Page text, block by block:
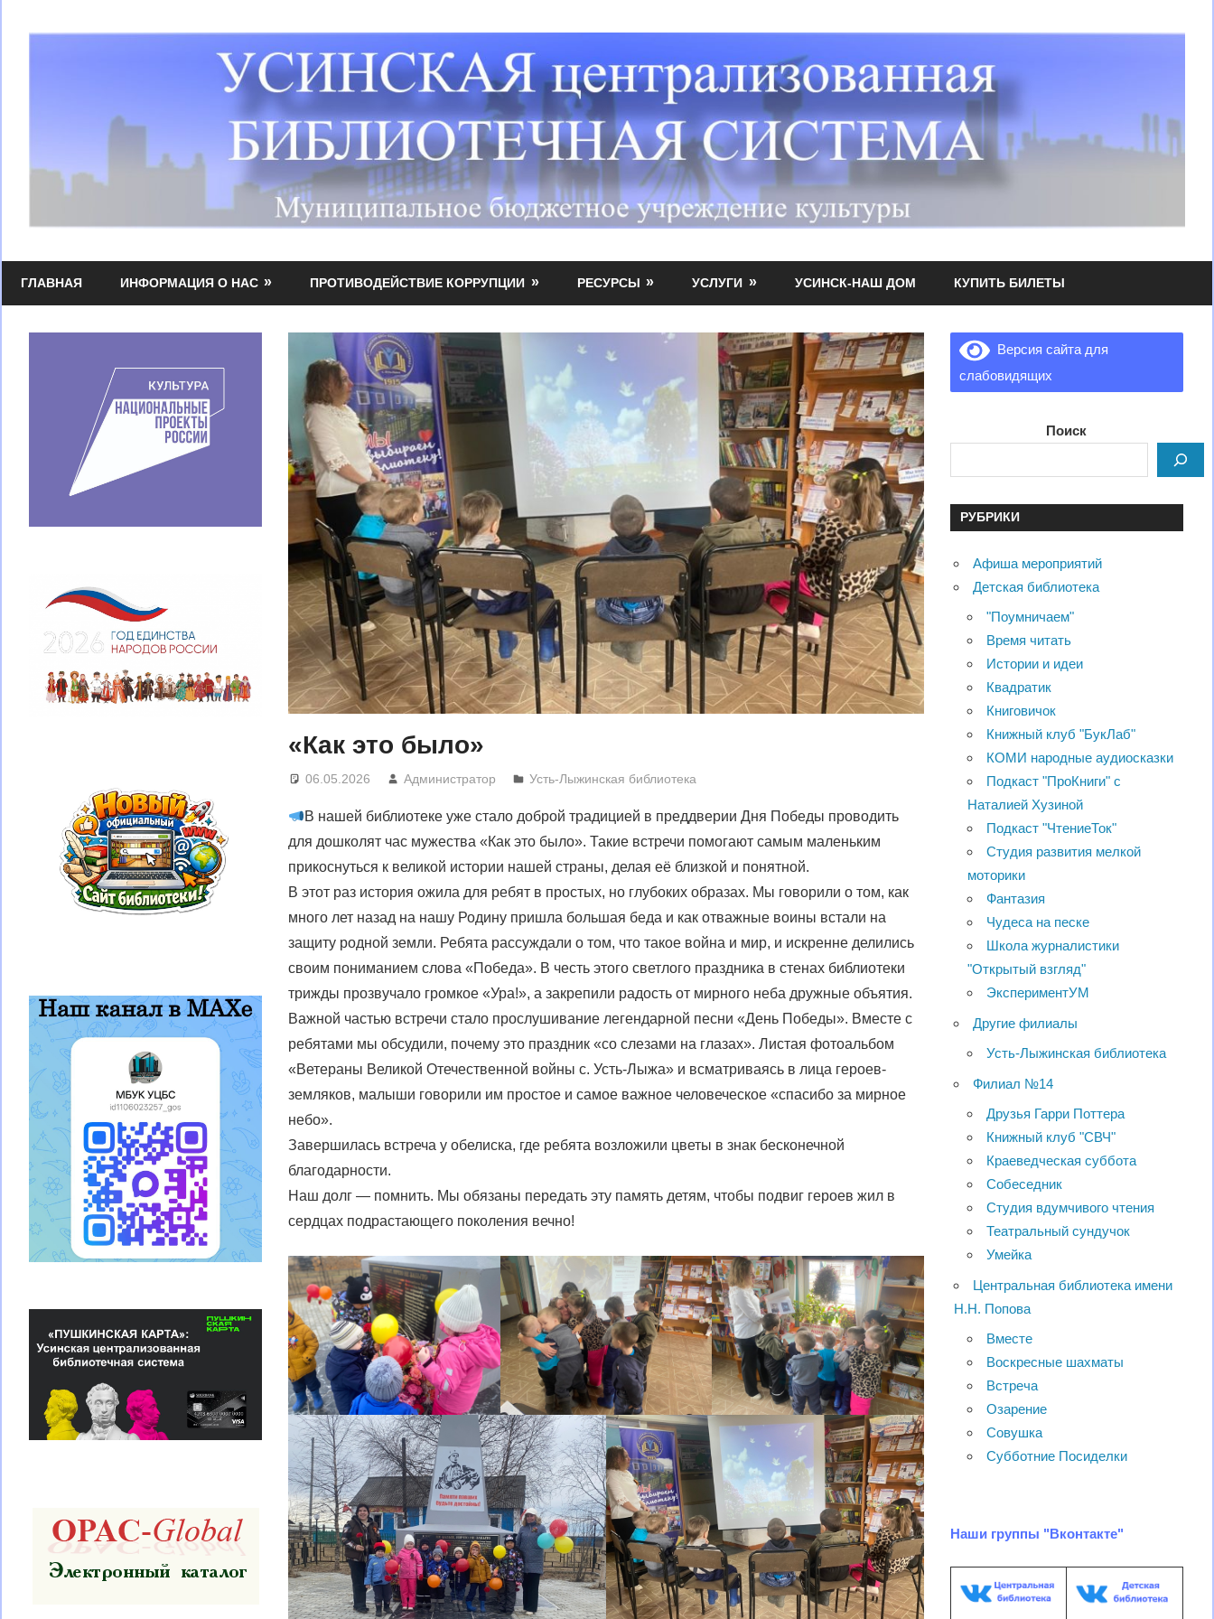
МБУК
УЦБС
библиотечная
ГЛАВНАЯ ИНФОРМАЦИЯ О НАС ПРОТИВОДЕЙСТВИЕ КОРРУПЦИИ РЕСУРСЫ УСЛУГИ УСИНСК-НАШ ДОМ КУПИТЬ БИЛЕТЫ
«Как это было»
06.05.2026 Администратор Усть-Лыжинская библиотека
В нашей библиотеке уже стало доброй традицией в преддверии Дня Победы проводить
для дошколят час мужества «Как это было». Такие встречи помогают самым маленьким
прикоснуться к великой истории нашей страны, делая её близкой и понятной.
В этот раз история ожила для ребят в простых, но глубоких образах. Мы говорили о том, как
много лет назад на нашу Родину пришла большая беда и как отважные воины встали на
защиту родной земли. Ребята рассуждали о том, что такое война и мир, и искренне делились
своим пониманием слова «Победа». В честь этого светлого праздника в стенах библиотеки
трижды прозвучало громкое «Ура!», а закрепили радость от мирного неба дружные объятия.
Важной частью встречи стало прослушивание легендарной песни «День Победы». Вместе с
ребятами мы обсудили, почему это праздник «со слезами на глазах». Листая фотоальбом
«Ветераны Великой Отечественной войны с. Усть-Лыжа» и всматриваясь в лица героев-
земляков, малыши говорили им простое и самое важное человеческое «спасибо за мирное
небо».
Завершилась встреча у обелиска, где ребята возложили цветы в знак бесконечной
благодарности.
Наш долг — помнить. Мы обязаны передать эту память детям, чтобы подвиг героев жил в
сердцах подрастающего поколения вечно!
Версия сайта для
слабовидящих
Поиск
РУБРИКИ
Афиша мероприятий
Детская библиотека
"Поумничаем"
Время читать
Истории и идеи
Квадратик
Книговичок
Книжный клуб "БукЛаб"
КОМИ народные аудиосказки
Подкаст "ПроКниги" с
Наталией Хузиной
Подкаст "ЧтениеТок"
Студия развития мелкой
моторики
Фантазия
Чудеса на песке
Школа журналистики
"Открытый взгляд"
ЭкспериментУМ
Другие филиалы
Усть-Лыжинская библиотека
Филиал №14
Друзья Гарри Поттера
Книжный клуб "СВЧ"
Краеведческая суббота
Собеседник
Студия вдумчивого чтения
Театральный сундучок
Умейка
Центральная библиотека имени
Н.Н. Попова
Вместе
Воскресные шахматы
Встреча
Озарение
Совушка
Субботние Посиделки
Наши группы "Вконтакте"